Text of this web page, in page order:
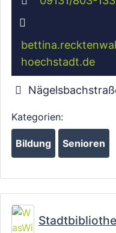
hoechstadt.de
Kategorien:
Bildung Senioren